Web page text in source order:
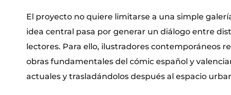
El proyecto no quiere limitarse a una simple
idea central pasa por generar un diálogo entre
lectores. Para ello, ilustradores contemporáneos
obras fundamentales del cómic español y
actuales y trasladándolos después al espacio